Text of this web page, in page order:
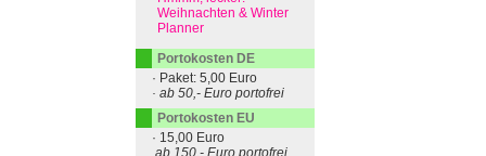
Weihnachten & Winter
Planner
Portokosten DE
· Paket: 5,00 Euro
· ab 50,- Euro portofrei
Portokosten EU
· 15,00 Euro
ab 150,- Euro portofrei